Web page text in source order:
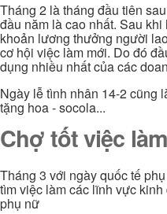
Tháng 2 là tháng đầu tiên
đầu năm là cao nhất. Sau
khoản lương thưởng người
cơ hội việc làm mới. Do đó
dụng nhiều nhất của các
Ngày lễ tình nhân 14-2 cũng
tặng hoa - socola...
Chợ tốt việc
Tháng 3 với ngày quốc tế
tìm việc làm các lĩnh vực
phụ nữ